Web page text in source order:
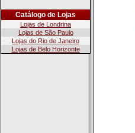
Catálogo de Lojas
Lojas de Londrina
Lojas de São Paulo
Lojas do Rio de Janeiro
Lojas de Belo Horizonte